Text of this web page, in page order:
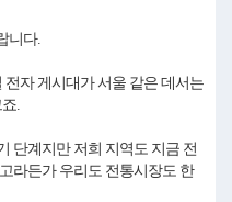
니다.
자 게시대가 서울 같은 데서는
.
단계지만 저희 지역도 지금 전
라든가 우리도 전통시장도 한